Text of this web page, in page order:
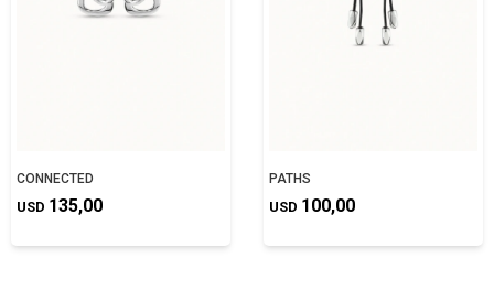
CONNECTED
USD 135,00
PATHS
USD 100,00